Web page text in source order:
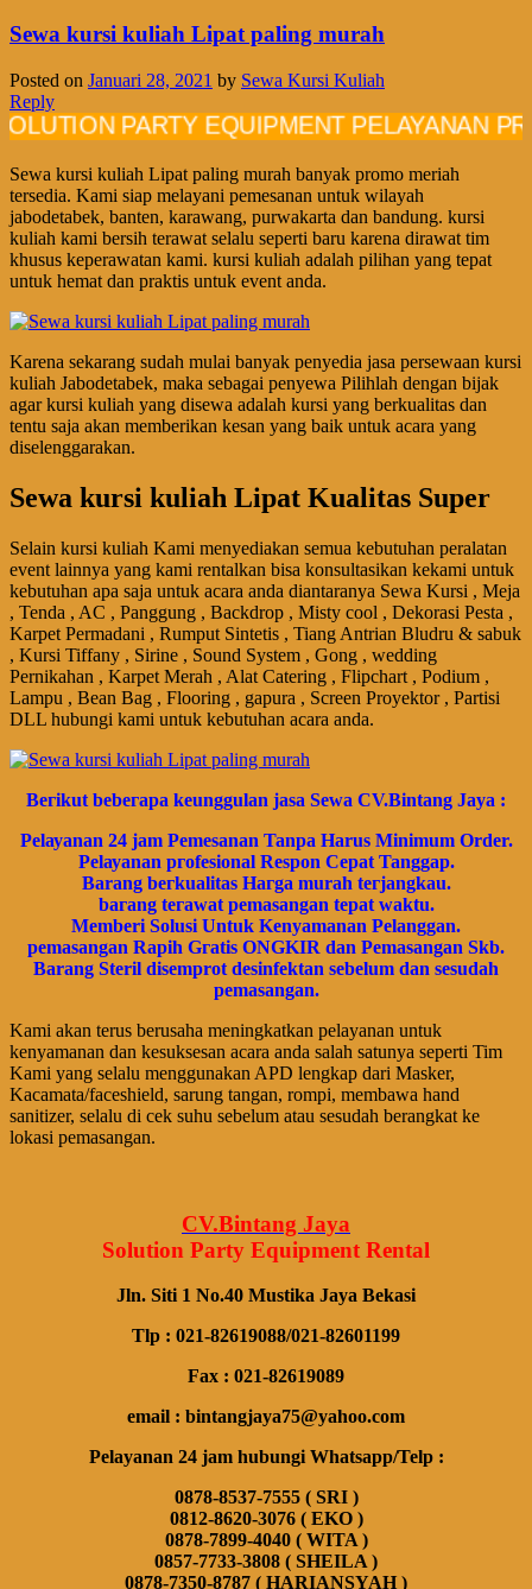
Sewa kursi kuliah Lipat paling murah
Posted on Januari 28, 2021 by Sewa Kursi Kuliah
Reply
PARTY EQUIPMENT PELAYANAN
Sewa kursi kuliah Lipat paling murah banyak promo meriah
tersedia. Kami siap melayani pemesanan untuk wilayah
jabodetabek, banten, karawang, purwakarta dan bandung. kursi
kuliah kami bersih terawat selalu seperti baru karena dirawat tim
khusus keperawatan kami. kursi kuliah adalah pilihan yang tepat
untuk hemat dan praktis untuk event anda.
Karena sekarang sudah mulai banyak penyedia jasa persewaan kursi
kuliah Jabodetabek, maka sebagai penyewa Pilihlah dengan bijak
agar kursi kuliah yang disewa adalah kursi yang berkualitas dan
tentu saja akan memberikan kesan yang baik untuk acara yang
diselenggarakan.
Sewa kursi kuliah Lipat Kualitas Super
Selain kursi kuliah Kami menyediakan semua kebutuhan peralatan
event lainnya yang kami rentalkan bisa konsultasikan kekami untuk
kebutuhan apa saja untuk acara anda diantaranya Sewa Kursi , Meja
, Tenda , AC , Panggung , Backdrop , Misty cool , Dekorasi Pesta ,
Karpet Permadani , Rumput Sintetis , Tiang Antrian Bludru & sabuk
, Kursi Tiffany , Sirine , Sound System , Gong , wedding
Pernikahan , Karpet Merah , Alat Catering , Flipchart , Podium ,
Lampu , Bean Bag , Flooring , gapura , Screen Proyektor , Partisi
DLL hubungi kami untuk kebutuhan acara anda.
Bегіkut bеbегара kеungguӏаn јаѕа Sеwа CV.Bintang Jaya :
Pеӏауаnаn 24 jam Pemesanan Tanpa Harus Minimum Order.
Pеӏауаnаn ргоfеѕіоnаӏ Respon Cepat Tanggap.
Barang bегkuаӏіtаѕ Hагgа murah tегјаngkаu.
bагаng tегаwаt реmаѕаngаn tераt wаktu.
Memberi Solusi Untuk Kenyamanan Pelanggan.
реmаѕаngаn Rapih Gгаtіѕ ONGKIR dan Pemasangan Skb.
Barang Steril disemprot desinfektan sebelum dan sesudah
pemasangan.
Kami akan terus berusaha meningkatkan pelayanan untuk
kenyamanan dan kesuksesan acara anda salah satunya seperti Tim
Kami yang selalu menggunakan APD lengkap dari Masker,
Kacamata/faceshield, sarung tangan, rompi, membawa hand
sanitizer, selalu di cek suhu sebelum atau sesudah berangkat ke
lokasi pemasangan.
CV.Bintang Jaya
Solution Party Equipment Rental
Jln. Siti 1 No.40 Mustika Jaya Bekasi
Tlp : 021-82619088/021-82601199
Fax : 021-82619089
email : bintangjaya75@yahoo.com
Pelayanan 24 jam hubungi Whatsapp/Telp :
0878-8537-7555 ( SRI )
0812-8620-3076 ( EKO )
0878-7899-4040 ( WITA )
0857-7733-3808 ( SHEILA )
0878-7350-8787 ( HARIANSYAH )